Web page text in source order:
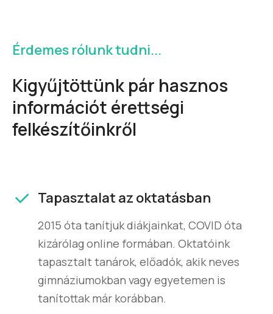
Érdemes rólunk tudni...
Kigyűjtöttünk pár hasznos
információt érettségi
felkészítőinkről
Tapasztalat az oktatásban
2015 óta tanítjuk diákjainkat, COVID óta
kizárólag online formában. Oktatóink
tapasztalt tanárok, előadók, akik neves
gimnáziumokban vagy egyetemen is
tanítottak már korábban.